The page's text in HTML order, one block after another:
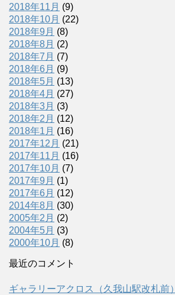
2018年11月 (9)
2018年10月 (22)
2018年9月 (8)
2018年8月 (2)
2018年7月 (7)
2018年6月 (9)
2018年5月 (13)
2018年4月 (27)
2018年3月 (3)
2018年2月 (12)
2018年1月 (16)
2017年12月 (21)
2017年11月 (16)
2017年10月 (7)
2017年9月 (1)
2017年6月 (12)
2014年8月 (30)
2005年2月 (2)
2004年5月 (3)
2000年10月 (8)
最近のコメント
ギャラリーアクロス（久我山駅改札前